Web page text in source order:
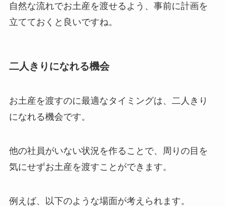
自然な流れでお土産を渡せるよう、事前に計画を
立てておくと良いですね。
二人きりになれる機会
お土産を渡すのに最適なタイミングは、二人きり
になれる機会です。
他の社員がいない状況を作ることで、周りの目を
気にせずお土産を渡すことができます。
例えば、以下のような場面が考えられます。